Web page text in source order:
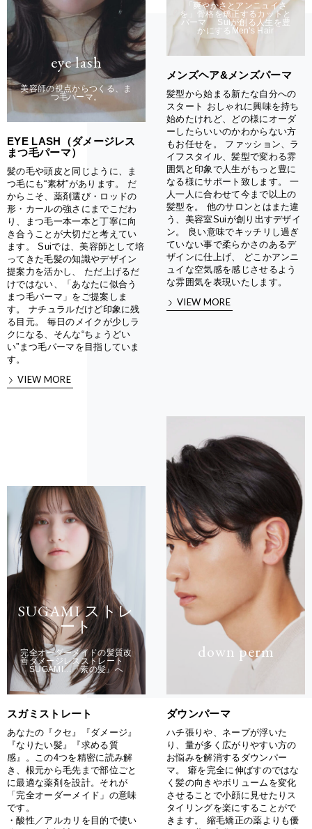
「爽やかさとアンニュイさ
を」骨格を矯正するカットと
パーマ Suiが創る人生を豊
かにするMen's Hair
メンズヘア&メンズパーマ
髪型から始まる新たな自分への
スタート おしゃれに興味を持ち
始めたけれど、どの様にオーダ
ーしたらいいのかわからない方
もお任せを。 ファッション、ラ
イフスタイル、髪型で変わる雰
囲気と印象で人生がもっと豊に
なる様にサポート致します。 一
人一人に合わせて今まで以上の
髪型を。 他のサロンとはまた違
う、美容室Suiが創り出すデザイ
ン。 良い意味でキッチリし過ぎ
ていない事で柔らかさのあるデ
ザインに仕上げ、 どこかアンニ
ュイな空気感を感じさせるよう
な雰囲気を表現いたします。
VIEW MORE
eye lash
美容師の視点からつくる、ま
つ毛パーマ。
EYE LASH（ダメージレス
まつ毛パーマ）
髪の毛や頭皮と同じように、ま
つ毛にも“素材”があります。 だ
からこそ、薬剤選び・ロッドの
形・カールの強さにまでこだわ
り、まつ毛一本一本と丁寧に向
き合うことが大切だと考えてい
ます。 Suiでは、美容師として培
ってきた毛髪の知識やデザイン
提案力を活かし、 ただ上げるだ
けではない、「あなたに似合う
まつ毛パーマ」をご提案しま
す。 ナチュラルだけど印象に残
る目元。 毎日のメイクが少しラ
クになる、そんな“ちょうどい
い”まつ毛パーマを目指していま
す。
VIEW MORE
down perm
ダウンパーマ
ハチ張りや、ネープが浮いた
り、量が多く広がりやすい方の
お悩みを解消するダウンパー
マ。 癖を完全に伸ばすのではな
く髪の向きやボリュームを変化
させることで小顔に見せたりス
タイリングを楽にすることがで
きます。 縮毛矯正の薬よりも優
SUGAMI ストレ
ート
完全オーダーメイドの髪質改
善ダメージレスストレート
SUGAMI…『素の髪』へ
スガミストレート
あなたの『クセ』『ダメージ』
『なりたい髪』『求める質
感』。この4つを精密に読み解
き、根元から毛先まで部位ごと
に最適な薬剤を設計。それが
「完全オーダーメイド」の意味
です。
・酸性／アルカリを目的で使い